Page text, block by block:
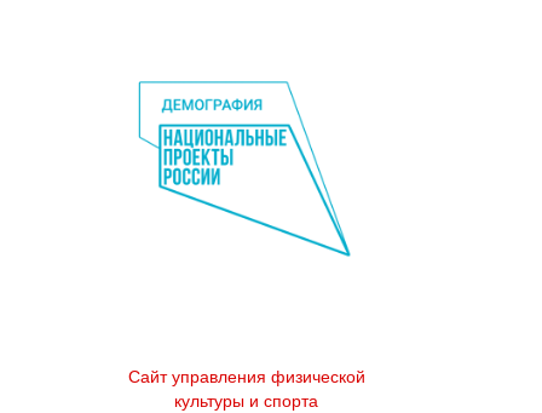
Сайт управления физической
культуры и спорта